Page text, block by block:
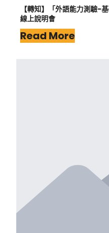
【轉知】「外語能力測驗-
線上說明會
Read More